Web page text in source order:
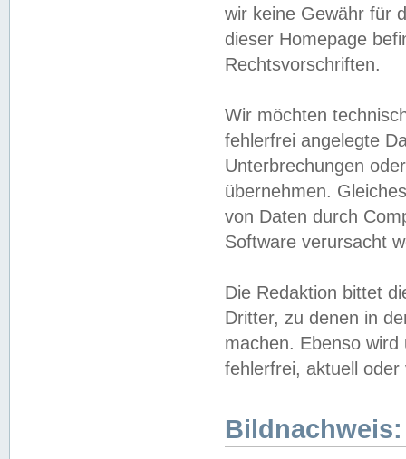
wir keine Gewähr für
dieser Homepage
Rechtsvorschriften.
Wir möchten
fehlerfrei angelegte
Unterbrechungen
übernehmen.
von Daten durch
Software verursacht
Die Redaktion bittet
Dritter, zu denen in
machen. Ebenso
fehlerfrei, aktuell oder
Bildnachweis: